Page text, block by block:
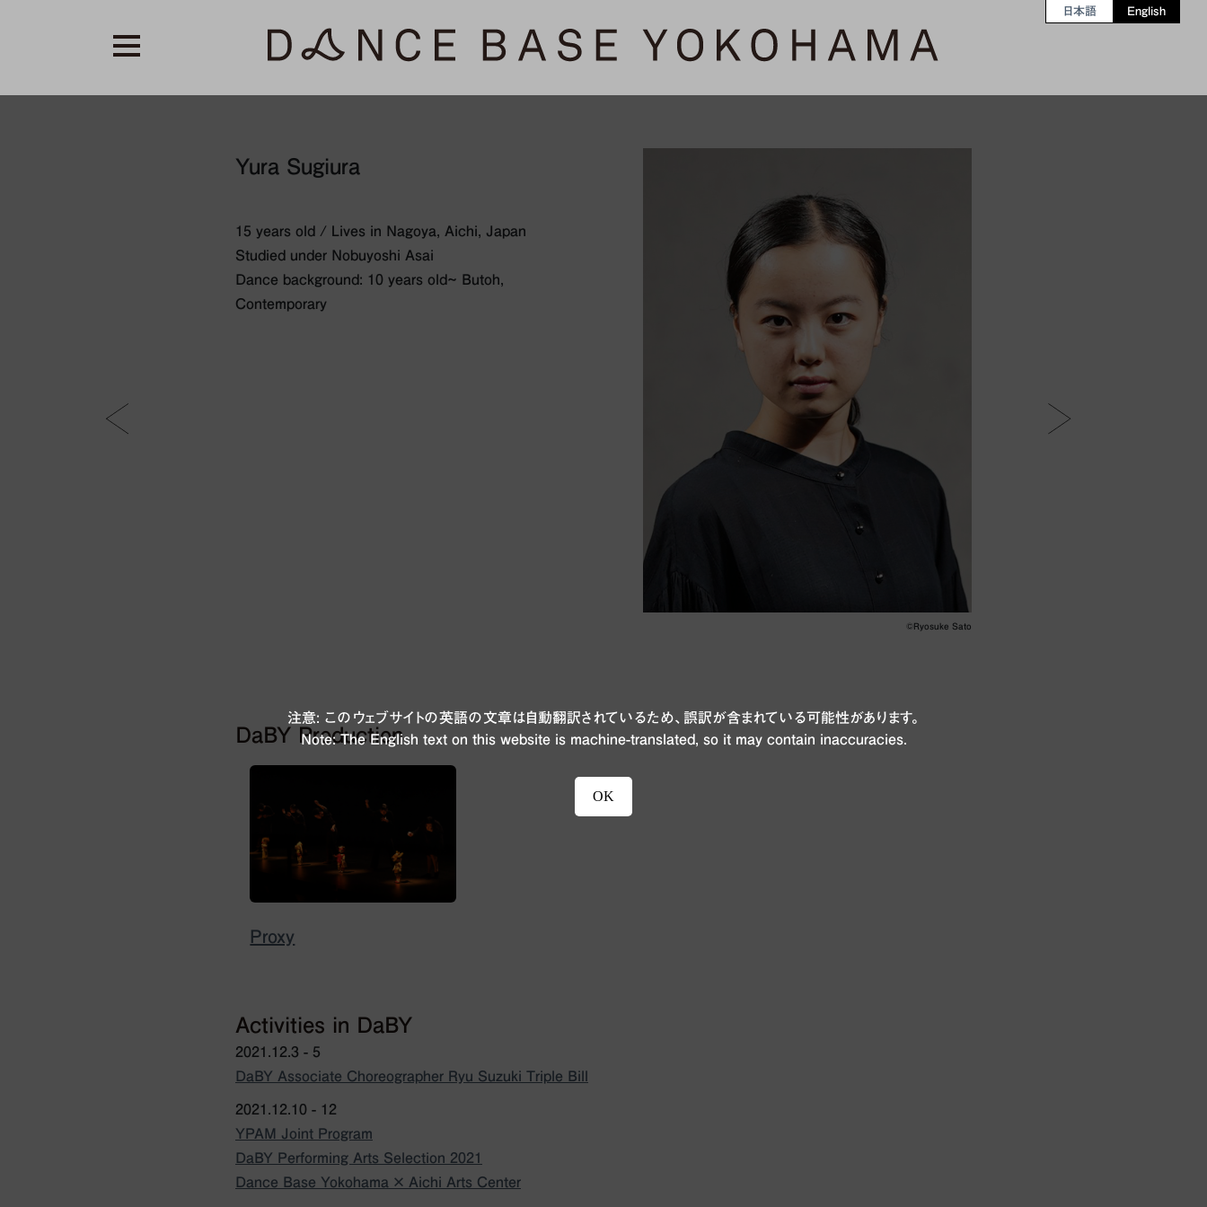
日本語 English
Yura Sugiura
15 years old / Lives in Nagoya, Aichi, Japan
Studied under Nobuyoshi Asai
Dance background: 10 years old~ Butoh,
Contemporary
©Ryosuke Sato
DaBY Production
Proxy
Activities in DaBY
2021.12.3 - 5
DaBY Associate Choreographer Ryu Suzuki Triple Bill
2021.12.10 - 12
YPAM Joint Program
DaBY Performing Arts Selection 2021
Dance Base Yokohama × Aichi Arts Center
注意: このウェブサイトの英語の文章は自動翻訳されているため、誤訳が含まれている可能性があります。
Note: The English text on this website is machine-translated, so it may contain inaccuracies.
OK